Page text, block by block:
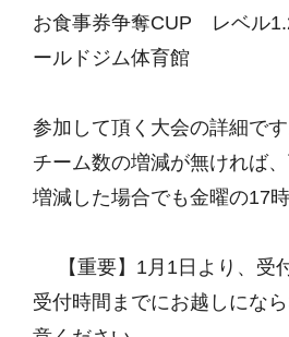
お食事券争奪CUP レベル
ールドジム体育館
参加して頂く大会の詳細です
チーム数の増減が無ければ
増減した場合でも金曜の17
【重要】1月1日より、受
受付時間までにお越しにな